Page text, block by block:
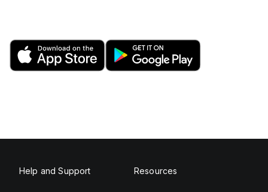
Help and Support Resources